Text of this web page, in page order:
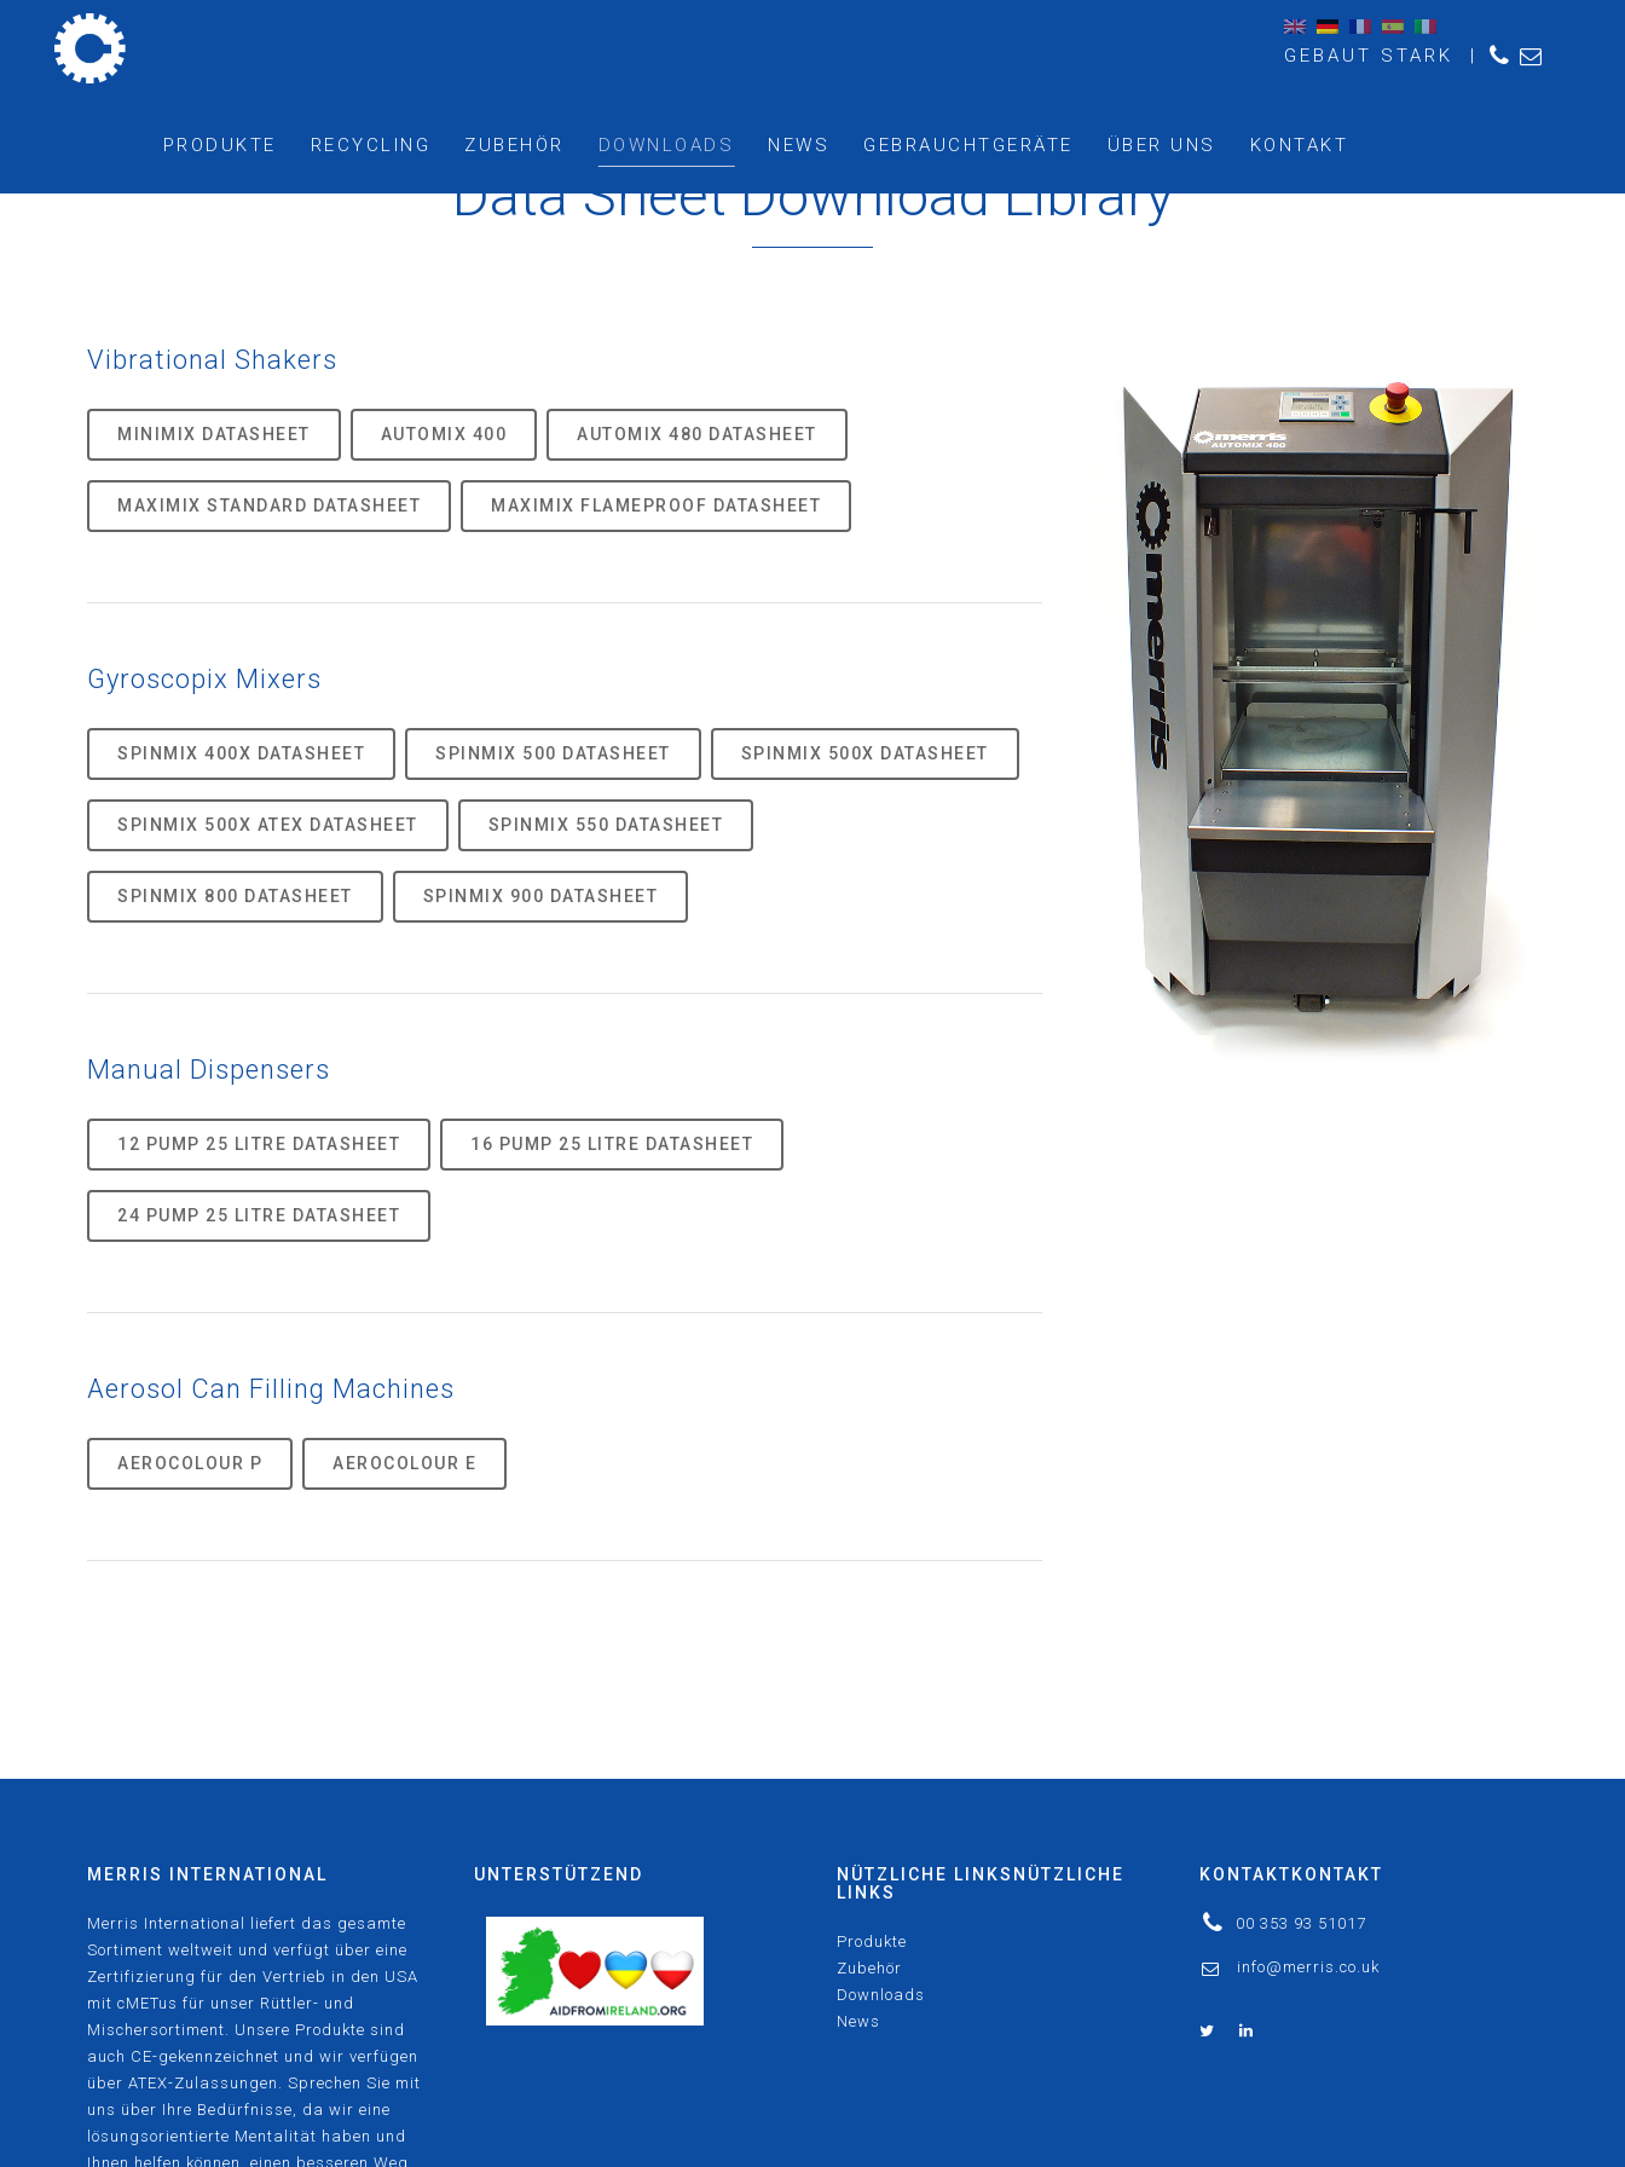
GEBAUT STARK |
PRODUKTE RECYCLING ZUBEHÖR DOWNLOADS NEWS GEBRAUCHTGERÄTE ÜBER UNS KONTAKT
Data Sheet Download Library
Vibrational Shakers
MINIMIX DATASHEET AUTOMIX 400 AUTOMIX 480 DATASHEET
MAXIMIX STANDARD DATASHEET MAXIMIX FLAMEPROOF DATASHEET
Gyroscopix Mixers
SPINMIX 400X DATASHEET SPINMIX 500 DATASHEET SPINMIX 500X DATASHEET
SPINMIX 500X ATEX DATASHEET SPINMIX 550 DATASHEET
SPINMIX 800 DATASHEET SPINMIX 900 DATASHEET
Manual Dispensers
12 PUMP 25 LITRE DATASHEET 16 PUMP 25 LITRE DATASHEET
24 PUMP 25 LITRE DATASHEET
Aerosol Can Filling Machines
AEROCOLOUR P AEROCOLOUR E
MERRIS INTERNATIONAL
Merris International liefert das gesamte
Sortiment weltweit und verfügt über eine
Zertifizierung für den Vertrieb in den USA
mit cMETus für unser Rüttler- und
Mischersortiment. Unsere Produkte sind
auch CE-gekennzeichnet und wir verfügen
über ATEX-Zulassungen. Sprechen Sie mit
uns über Ihre Bedürfnisse, da wir eine
lösungsorientierte Mentalität haben und
Ihnen helfen können, einen besseren Weg
UNTERSTÜTZEND
NÜTZLICHE LINKSNÜTZLICHE
LINKS
Produkte
Zubehör
Downloads
News
KONTAKTKONTAKT
00 353 93 51017
info@merris.co.uk